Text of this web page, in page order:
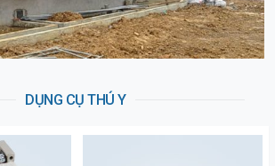
DỤNG CỤ THÚ Y